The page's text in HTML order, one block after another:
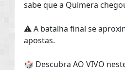
sabe que a Quimera
⚠️ A batalha final se
apostas.
🎲 Descubra AO VIVO